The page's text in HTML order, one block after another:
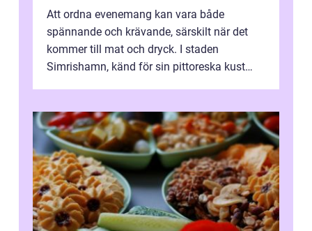
Att ordna evenemang kan vara både
spännande och krävande, särskilt när det
kommer till mat och dryck. I staden
Simrishamn, känd för sin pittoreska kust